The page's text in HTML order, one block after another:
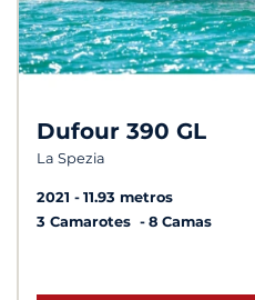
Dufour 390 GL
La Spezia
2021
11.93 metros
3 Camarotes
8 Camas